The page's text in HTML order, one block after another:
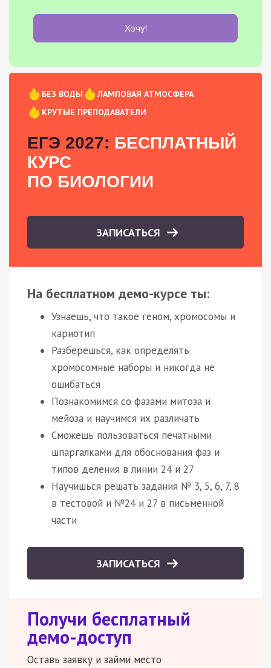
Хочу!
БЕЗ ВОДЫ
ЛАМПОВАЯ АТМОСФЕРА
КРУТЫЕ ПРЕПОДАВАТЕЛИ
ЕГЭ 2027: БЕСПЛАТНЫЙ
КУРС
ПО БИОЛОГИИ
ЗАПИСАТЬСЯ
На бесплатном демо-курсе ты:
Узнаешь, что такое геном, хромосомы и
кариотип
Разберешься, как определять
хромосомные наборы и никогда не
ошибаться
Познакомимся со фазами митоза и
мейоза и научимся их различать
Сможешь пользоваться печатными
шпаргалками для обоснования фаз и
типов деления в линии 24 и 27
Научишься решать задания № 3, 5, 6, 7, 8
в тестовой и №24 и 27 в письменной
части
ЗАПИСАТЬСЯ
Получи бесплатный
демо-доступ
Оставь заявку и займи место